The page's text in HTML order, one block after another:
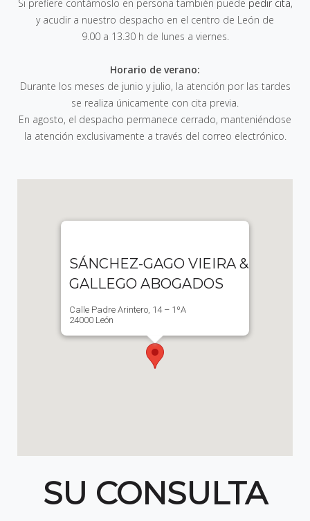
Si prefiere contárnoslo en persona también puede pedir cita,
y acudir a nuestro despacho en el centro de León de
9.00 a 13.30 h de lunes a viernes.
Horario de verano:
Durante los meses de junio y julio, la atención por las tardes
se realiza únicamente con cita previa.
En agosto, el despacho permanece cerrado, manteniéndose
la atención exclusivamente a través del correo electrónico.
SÁNCHEZ-GAGO VIEIRA &
GALLEGO ABOGADOS
Calle Padre Arintero, 14 – 1ºA
24000 León
SU CONSULTA